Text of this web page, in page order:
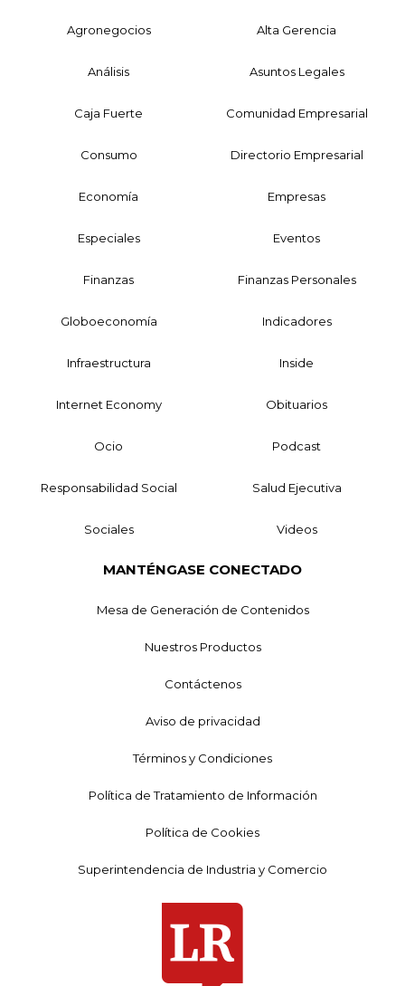
Agronegocios Alta Gerencia
Análisis Asuntos Legales
Caja Fuerte Comunidad Empresarial
Consumo Directorio Empresarial
Economía Empresas
Especiales Eventos
Finanzas Finanzas Personales
Globoeconomía Indicadores
Infraestructura Inside
Internet Economy Obituarios
Ocio Podcast
Responsabilidad Social Salud Ejecutiva
Sociales Videos
MANTÉNGASE CONECTADO
Mesa de Generación de Contenidos
Nuestros Productos
Contáctenos
Aviso de privacidad
Términos y Condiciones
Política de Tratamiento de Información
Política de Cookies
Superintendencia de Industria y Comercio